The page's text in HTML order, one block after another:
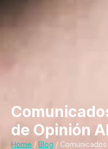
de Opinión
Home /Blog / Comunicados